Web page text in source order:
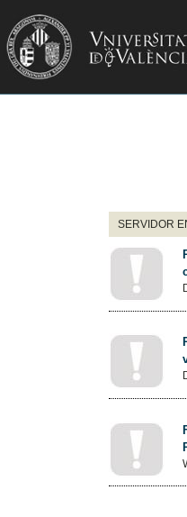
SERVIDOR